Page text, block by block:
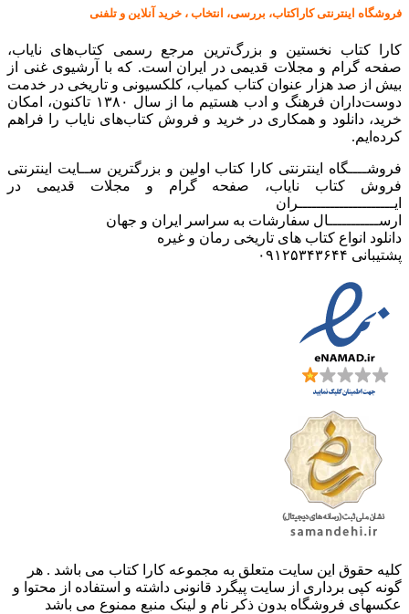
فروشگاه اینترنتی کاراکتاب، بررسی، انتخاب ، خرید آنلاین و تلفنی
کارا کتاب نخستین و بزرگ‌ترین مرجع رسمی کتاب‌های نایاب،
صفحه گرام و مجلات قدیمی در ایران است. که با آرشیوی غنی از
بیش از صد هزار عنوان کتاب کمیاب، کلکسیونی و تاریخی در خدمت
دوست‌داران فرهنگ و ادب هستیم ما از سال ۱۳۸۰ تاکنون، امکان
خرید، دانلود و همکاری در خرید و فروش کتاب‌های نایاب را فراهم
کرده‌ایم.
فروشــــگاه اینترنتی کارا کتاب اولین و بزرگترین ســایت اینترنتی
فروش کتاب نایاب، صفحه گرام و مجلات قدیمی در
ایـــــــــــــــــــــران
ارســـــــــــال سفارشات به سراسر ایران و جهان
دانلود انواع کتاب های تاریخی رمان و غیره
پشتیبانی ۰۹۱۲۵۳۴۳۶۴۴
کليه حقوق اين سايت متعلق به مجموعه کارا کتاب می باشد . هر
گونه کپی برداری از سایت پیگرد قانونی داشته و استفاده از محتوا و
عکسهای فروشگاه بدون ذکر نام و لینک منبع ممنوع می باشد